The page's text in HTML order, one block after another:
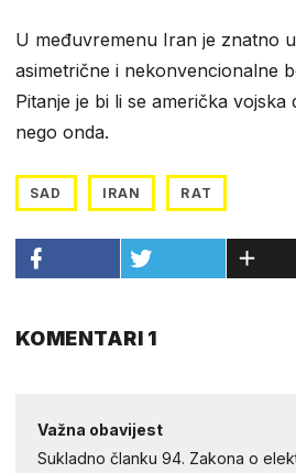
U međuvremenu Iran je znatno
asimetrične i nekonvencionalne
Pitanje je bi li se američka vojska
nego onda.
SAD IRAN RAT
KOMENTARI 1
Važna obavijest
Sukladno članku 94. Zakona o